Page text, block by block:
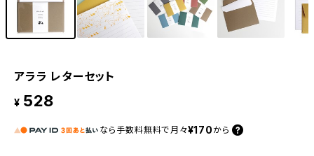
アララ レターセット
¥ 528
なら 手数料無料で 月々¥170 から